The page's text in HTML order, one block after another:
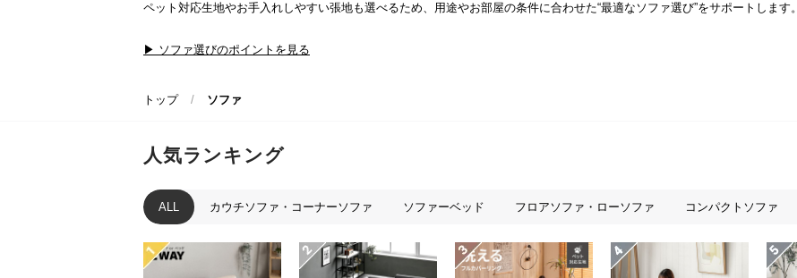
ペット対応生地やお手入れしやすい張地も選べるため、用途やお部屋の条件に合わせた“最適なソファ選び”をサポートします。
▶ ソファ選びのポイントを見る
トップ ソファ
人気ランキング
ALL カウチソファ・コーナーソファ ソファーベッド フロアソファ・ローソファ コンパクトソファ